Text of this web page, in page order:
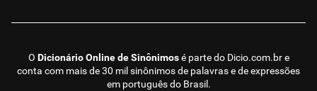
O Dicionário Online de Sinônimosé parte do Dicio.com.bre
conta com mais de 30 mil sinônimos de palavras e de expressões
em português do Brasil.